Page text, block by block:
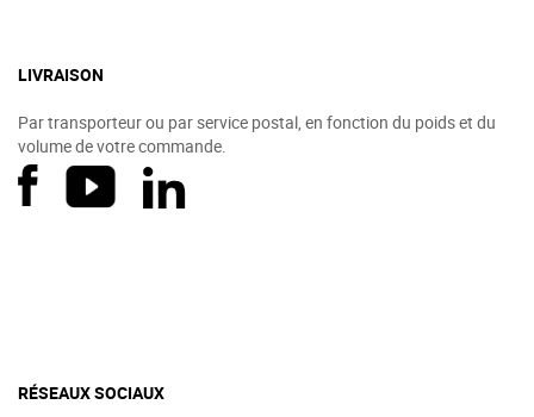
LIVRAISON
Par transporteur ou par service postal, en fonction du poids et du
volume de votre commande.
RÉSEAUX SOCIAUX